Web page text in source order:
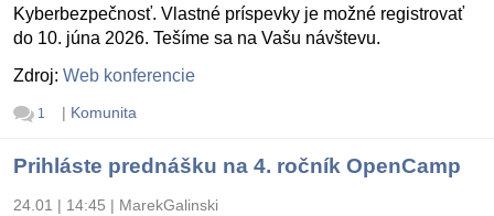
Kyberbezpečnosť. Vlastné príspevky je možné registrovať
do 10. júna 2026. Tešíme sa na Vašu návštevu.
Zdroj: Web konferencie
1 | Komunita
Prihláste prednášku na 4. ročník OpenCamp
24.01 | 14:45 | MarekGalinski